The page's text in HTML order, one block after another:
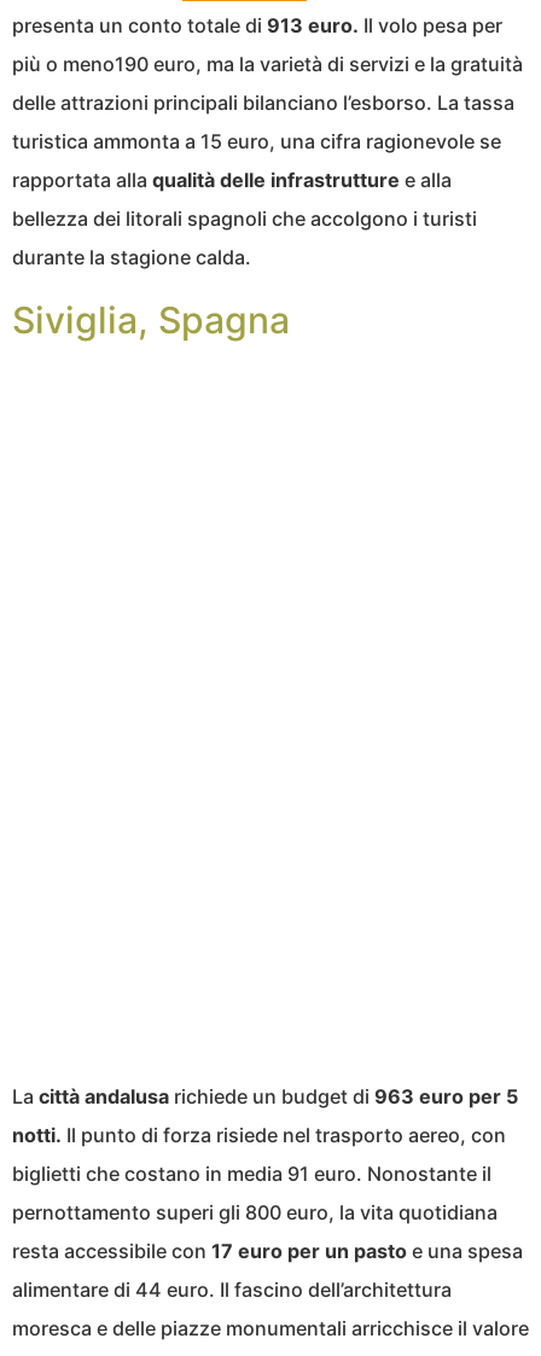
presenta un conto totale di 913 euro. Il volo pesa per
più o meno190 euro, ma la varietà di servizi e la gratuità
delle attrazioni principali bilanciano l’esborso. La tassa
turistica ammonta a 15 euro, una cifra ragionevole se
rapportata alla qualità delle infrastrutture e alla
bellezza dei litorali spagnoli che accolgono i turisti
durante la stagione calda.
Siviglia, Spagna
La città andalusa richiede un budget di 963 euro per 5
notti. Il punto di forza risiede nel trasporto aereo, con
biglietti che costano in media 91 euro. Nonostante il
pernottamento superi gli 800 euro, la vita quotidiana
resta accessibile con 17 euro per un pasto e una spesa
alimentare di 44 euro. Il fascino dell’architettura
moresca e delle piazze monumentali arricchisce il valore